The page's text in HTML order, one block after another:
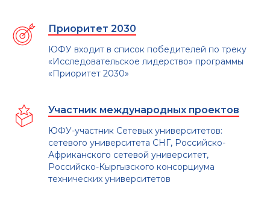
Приоритет 2030
ЮФУ входит в список победителей по треку
«Исследовательское лидерство» программы
«Приоритет 2030»
Участник международных проектов
ЮФУ-участник Сетевых университетов:
сетевого университета СНГ, Российско-
Африканского сетевой университет,
Российско-Кыргызского консорциума
технических университетов